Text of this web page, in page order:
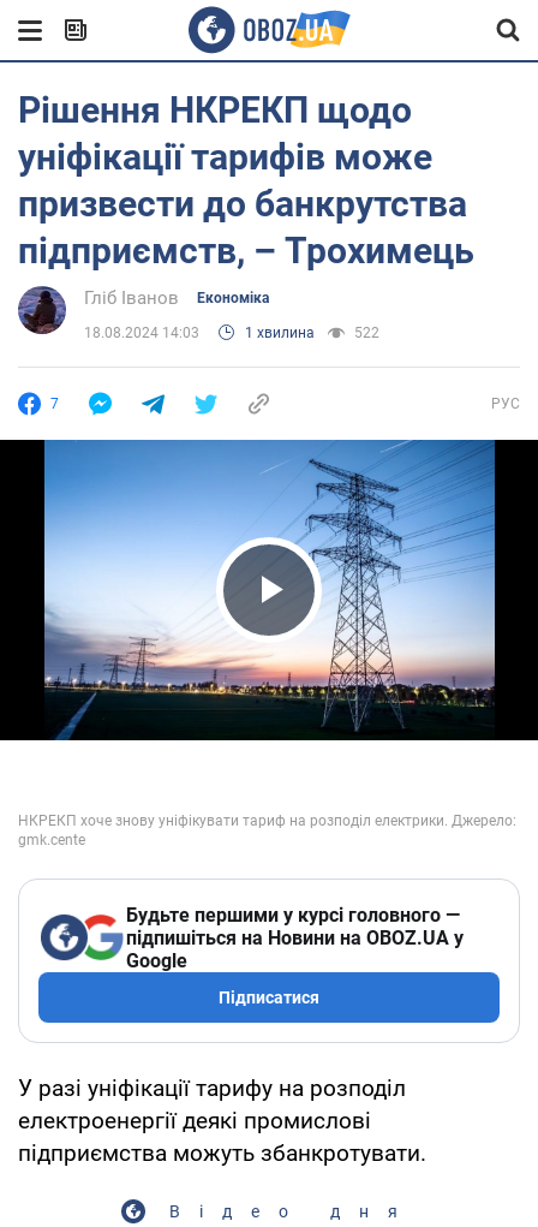
Рішення НКРЕКП щодо
уніфікації тарифів може
призвести до банкрутства
підприємств, – Трохимець
Гліб Іванов Економіка
18.08.2024 14:03 1 хвилина 522
7 РУС
Play Video
Будьте першими у курсі головного —
підпишіться на Новини на OBOZ.UA у
Google
Підписатися
У разі уніфікації тарифу на розподіл
електроенергії деякі промислові
підприємства можуть збанкротувати.
Відео дня